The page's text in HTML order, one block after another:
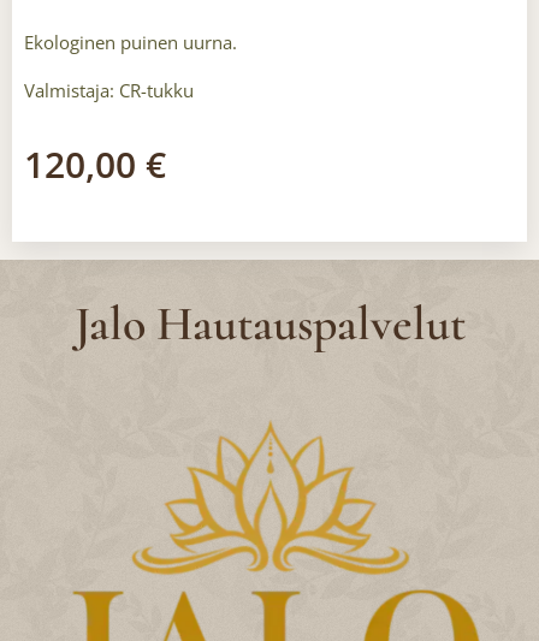
Ekologinen puinen uurna.
Valmistaja: CR-tukku
120,00 €
Jalo Hautauspalvelut